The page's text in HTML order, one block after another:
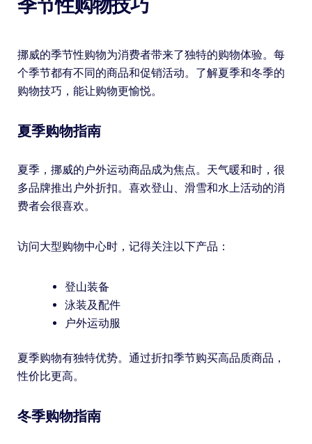
季节性购物技巧
挪威的季节性购物为消费者带来了独特的购物体验。每
个季节都有不同的商品和促销活动。了解夏季和冬季的
购物技巧，能让购物更愉悦。
夏季购物指南
夏季，挪威的户外运动商品成为焦点。天气暖和时，很
多品牌推出户外折扣。喜欢登山、滑雪和水上活动的消
费者会很喜欢。
访问大型购物中心时，记得关注以下产品：
登山装备
泳装及配件
户外运动服
夏季购物有独特优势。通过折扣季节购买高品质商品，
性价比更高。
冬季购物指南